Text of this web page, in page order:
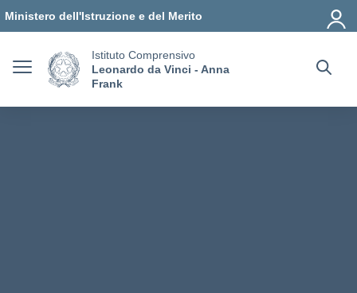
Ministero dell'Istruzione e del Merito
Istituto Comprensivo
Leonardo da Vinci - Anna
Frank